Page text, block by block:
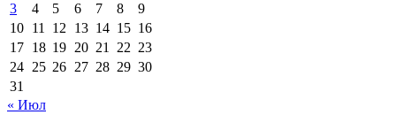
3
4 5 6 7 8
9
10 11 12 13 14 15 16
17 18 19 20 21 22 23
24 25 26 27 28 29 30
31
« Июл